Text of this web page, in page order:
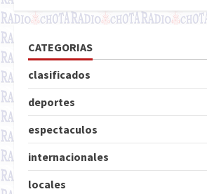
CATEGORIAS
clasificados
deportes
espectaculos
internacionales
locales